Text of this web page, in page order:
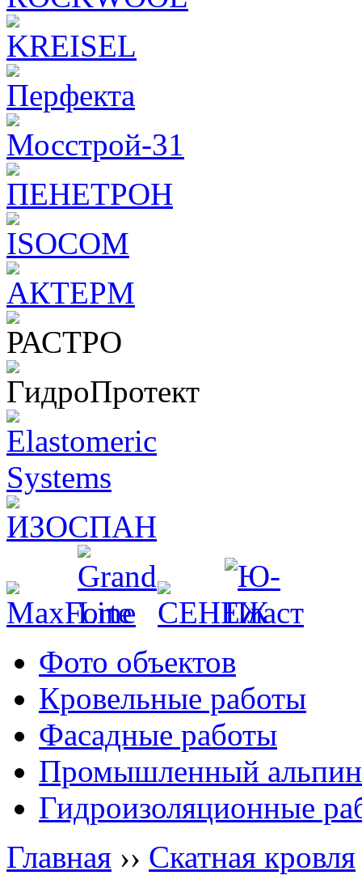
Фото объектов
Кровельные работы
Фасадные работы
Промышленный
Гидроизоляционные
Главная ›› Скатная кровля